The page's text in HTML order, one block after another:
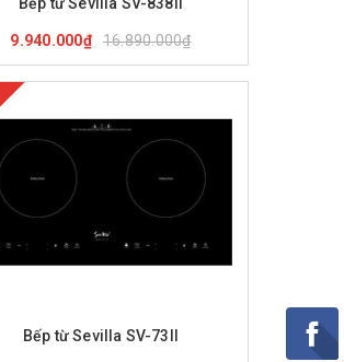
9.940.000₫ 16.890.000₫
Bếp từ Sevilla SV-73II